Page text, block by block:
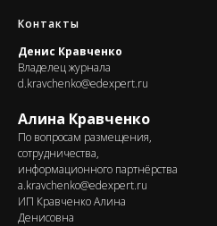
Контакты
Денис Кравченко
Владелец журнала
d.kravchenko@edexpert.ru
Алина Кравченко
По вопросам размещения,
сотрудничества,
информационного партнёрства
a.kravchenko@edexpert.ru
ИП Кравченко Алина
Денисовна